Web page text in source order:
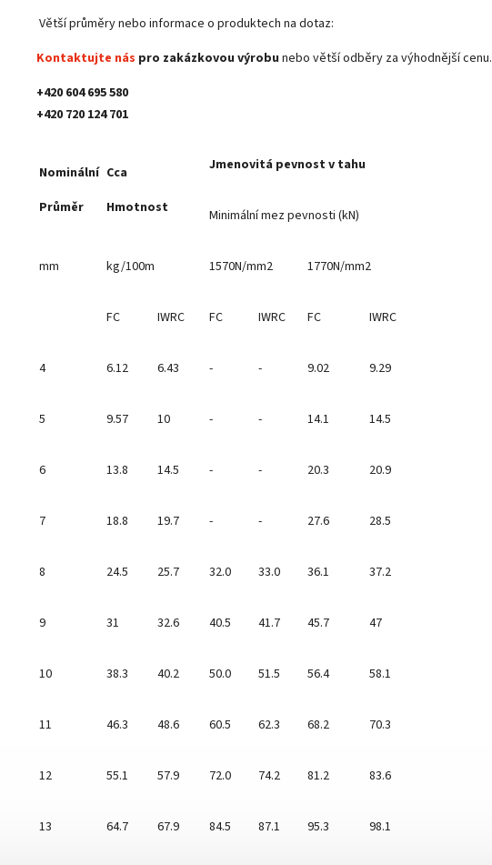
Větší průměry nebo informace o produktech na dotaz:
Kontaktujte nás pro zakázkovou výrobu nebo větší odběry za výhodnější cenu.
+420 604 695 580
+420 720 124 701
Nominální
Průměr
Cca
Hmotnost
Jmenovitá pevnost v tahu
Minimální mez pevnosti (kN)
mm kg/100m 1570N/mm2 1770N/mm2
FC IWRC FC IWRC FC IWRC
4 6.12 6.43 - - 9.02 9.29
5 9.57 10 - - 14.1 14.5
6 13.8 14.5 - - 20.3 20.9
7 18.8 19.7 - - 27.6 28.5
8 24.5 25.7 32.0 33.0 36.1 37.2
9 31 32.6 40.5 41.7 45.7 47
10 38.3 40.2 50.0 51.5 56.4 58.1
11 46.3 48.6 60.5 62.3 68.2 70.3
12 55.1 57.9 72.0 74.2 81.2 83.6
13 64.7 67.9 84.5 87.1 95.3 98.1